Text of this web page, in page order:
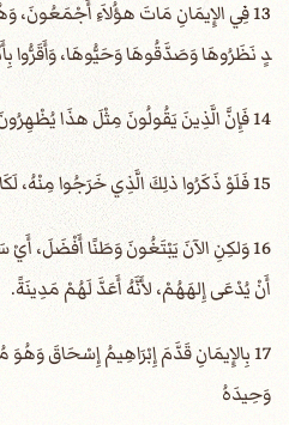
13 فِي الإِيمَانِ مَاتَ هؤُلاَءِ أَجْمَعُونَ،
دٍ نَظَرُوهَا وَصَدَّقُوهَا وَحَيُّوهَا، وَأَقَرُّوا
14 فَإِنَّ الَّذِينَ يَقُولُونَ مِثْلَ هذَا يُظْهِرُونَ أَنَّهُمْ يَطْلُبُونَ وَطَنًا.
15 فَلَوْ ذَكَرُوا ذلِكَ الَّذِي خَرَجُوا مِنْهُ، لَكَانَ لَهُمْ فُرْصَةٌ لِلرُّجُوعِ.
16 وَلكِنِ الآنَ يَبْتَغُونَ وَطَنًا أَفْضَلَ،
أَنْ يُدْعَى إِلهَهُمْ، لأَنَّهُ أَعَدَّ لَهُمْ مَدِينَةً.
17 بِالإِيمَانِ قَدَّمَ إِبْرَاهِيمُ إِسْحَاقَ
وَحِيدَهُ